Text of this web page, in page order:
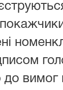
до вимог